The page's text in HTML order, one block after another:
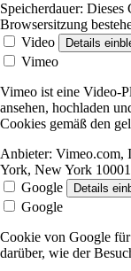
Speicherdauer: Dieses
Browsersitzung
Video
Details
Vimeo
Vimeo ist eine Video-
ansehen, hochladen
Cookies gemäß den
Anbieter: Vimeo.com,
York, New York
Google
Details
Google
Cookie von Google
darüber, wie der